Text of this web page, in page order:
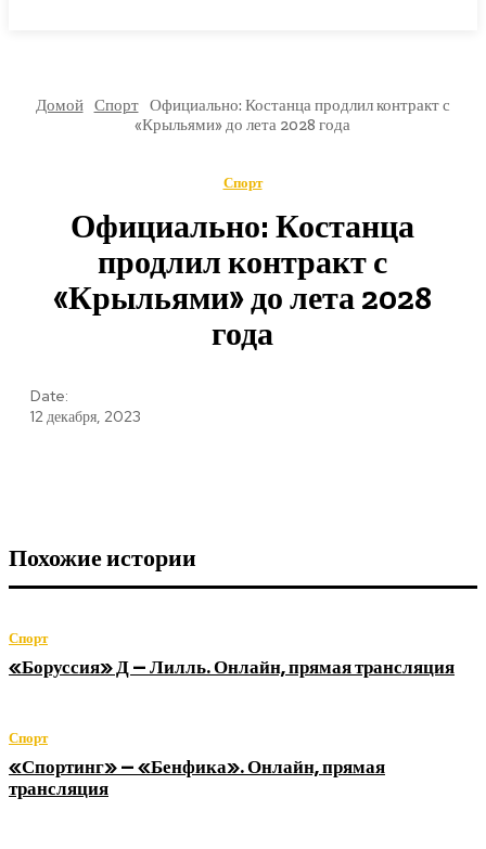
Домой Спорт Официально: Костанца продлил контракт с
«Крыльями» до лета 2028 года
Спорт
Официально: Костанца
продлил контракт с
«Крыльями» до лета 2028
года
Date:
12 декабря, 2023
Похожие истории
Спорт
«Боруссия» Д — Лилль. Онлайн, прямая трансляция
Спорт
«Спортинг» — «Бенфика». Онлайн, прямая
трансляция